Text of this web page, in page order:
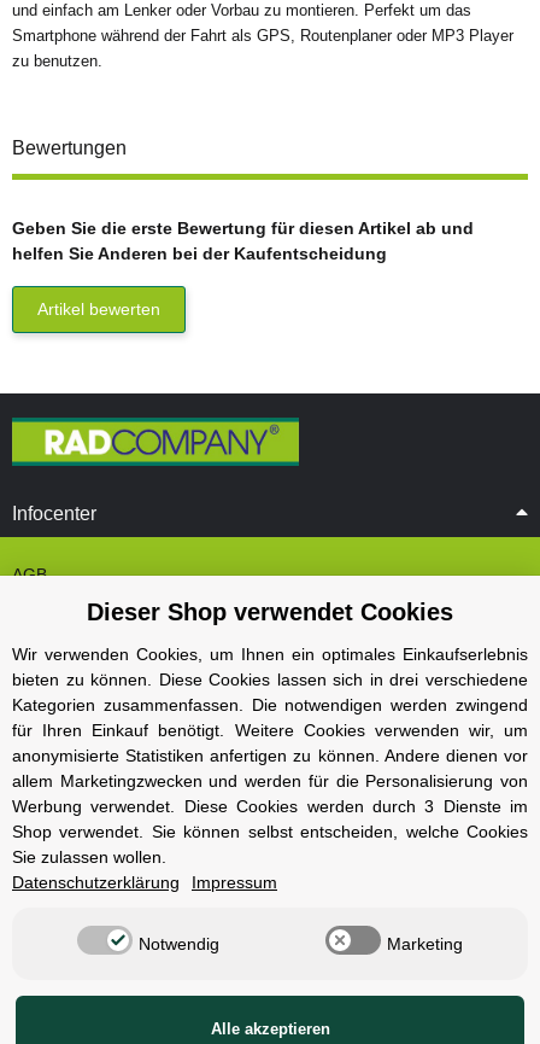
und einfach am Lenker oder Vorbau zu montieren. Perfekt um das
Smartphone während der Fahrt als GPS, Routenplaner oder MP3 Player
zu benutzen.
Bewertungen
Geben Sie die erste Bewertung für diesen Artikel ab und
helfen Sie Anderen bei der Kaufentscheidung
Artikel bewerten
Infocenter
AGB
Cookie Einstelungen
Datenschutz
Impressum
Kontakt und Öffnungszeiten
Versand und Zahlungsarten
Widerrufsbelehrung
Radcompany
Berlin Schöneberg
Cube Store Berlin Marienfelde
Dieser Shop verwendet Cookies
Wir verwenden Cookies, um Ihnen ein optimales Einkaufserlebnis
bieten zu können. Diese Cookies lassen sich in drei verschiedene
Kategorien zusammenfassen. Die notwendigen werden zwingend
für Ihren Einkauf benötigt. Weitere Cookies verwenden wir, um
anonymisierte Statistiken anfertigen zu können. Andere dienen vor
allem Marketingzwecken und werden für die Personalisierung von
Werbung verwendet. Diese Cookies werden durch 3 Dienste im
Shop verwendet. Sie können selbst entscheiden, welche Cookies
Sie zulassen wollen.
Datenschutzerklärung
Impressum
Notwendig Marketing
Alle akzeptieren